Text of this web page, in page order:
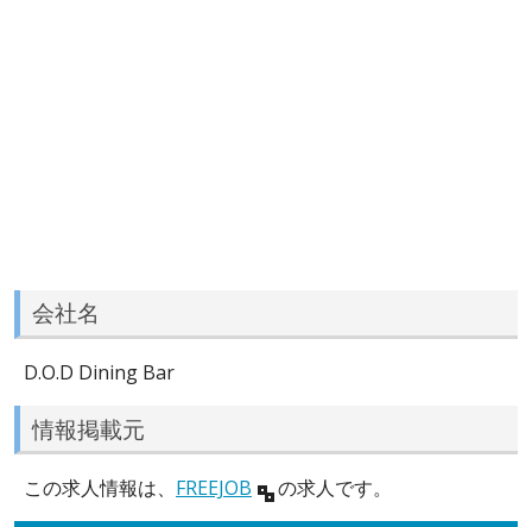
会社名
D.O.D Dining Bar
情報掲載元
この求人情報は、 FREEJOB の求人です。